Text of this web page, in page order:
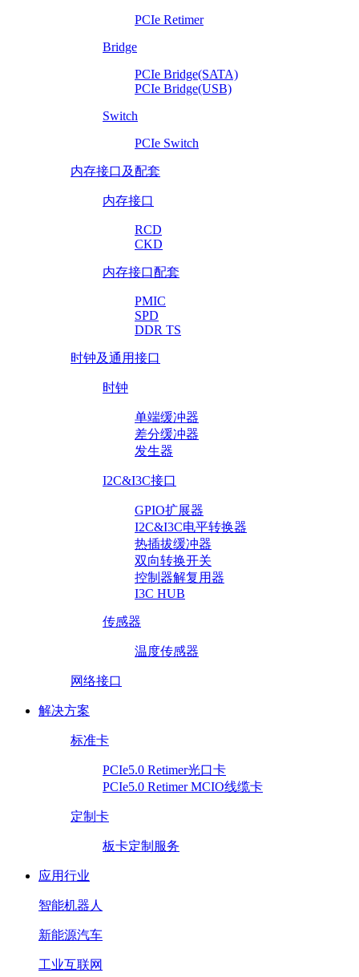
PCIe Retimer
Bridge
PCIe Bridge(SATA)
PCIe Bridge(USB)
Switch
PCIe Switch
内存接口及配套
内存接口
RCD
CKD
内存接口配套
PMIC
SPD
DDR TS
时钟及通用接口
时钟
单端缓冲器
差分缓冲器
发生器
I2C&I3C接口
GPIO扩展器
I2C&I3C电平转换器
热插拔缓冲器
双向转换开关
控制器解复用器
I3C HUB
传感器
温度传感器
网络接口
解决方案
标准卡
PCIe5.0 Retimer光口卡
PCIe5.0 Retimer MCIO线缆卡
定制卡
板卡定制服务
应用行业
智能机器人
新能源汽车
工业互联网